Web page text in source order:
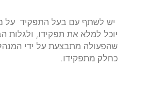
יש לשתף עם בעל התפקיד על
יוכל למלא את תפקידו, ולגלות
שהפעולה מתבצעת על ידי
כחלק מתפקידו.